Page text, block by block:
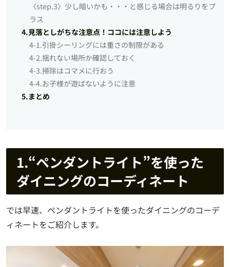
〈step.3〉少し暗いかも・・・と感じる場合は明るりをプ
ラス
4.見落としがちな注意点！ココには注意しよう
4-1.引掛シーリングには重さの制限がある
4-2.揺れない場所か確認しておく
4-3.掃除はコマメに行おう
4-4.お子様が遊ばないように注意
5.まとめ
1.“ペンダントライト”を使った
ダイニングのコーディネート
では早速、ペンダントライトを使ったダイニングのコーデ
ィネートをご紹介します。